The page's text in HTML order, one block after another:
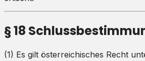
§ 18
(1) Es gilt österreichisches Recht